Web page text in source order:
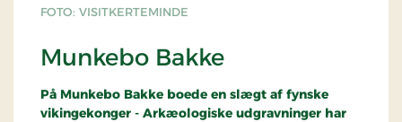
FOTO: VISITKERTEMINDE
Munkebo Bakke
På Munkebo Bakke boede en slægt af fynske
vikingekonger - Arkæologiske udgravninger har